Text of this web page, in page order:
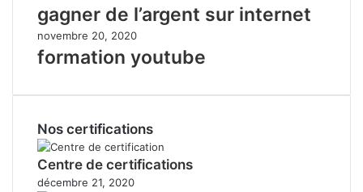
gagner de l’argent sur internet
novembre 20, 2020
formation youtube
Nos certifications
Centre de certifications
décembre 21, 2020